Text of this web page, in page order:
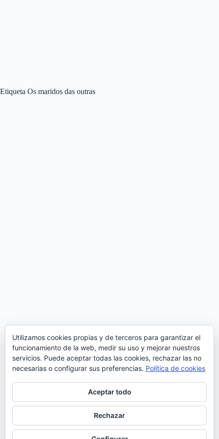
Etiqueta Os maridos das outras
‘Os maridos das outras’ fue el sencillo presentación
“Cinco dias e meio”, publicado en mayo de 2012.
Utilizamos cookies propias y de terceros para garantizar el
funcionamiento de la web, medir su uso y mejorar nuestros
servicios. Puede aceptar todas las cookies, rechazar las no
necesarias o configurar sus preferencias. Política de cookies
Aceptar todo
Rechazar